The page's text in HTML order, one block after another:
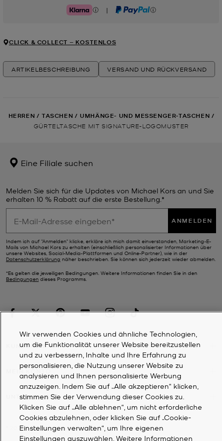
Klarna | PayPal
CLICK & COLLECT ‒ KOSTENLOS
ARTIKELBESCHREIBUNG VERSAND UND RÜCKVERSAND
HERREN / TASCHEN / UMHÄNGE- UND MESSENGER-TASCHEN /
GÜRTELTASCHE MIT SIGNATURE-LOGOMUSTER
Eine Filiale suchen
Melden Sie sich für die Updates von Michael Kors an und Sie
erhalten 10 % Rabatt auf die erste Bestellung.*
ANMELDEN
Indem ich auf "Anmelden" klicke, erkläre ich mich damit einverstanden, Marketing-E-
Mails von Michael Kors zu erhalten (einschließlich personalisierter Informationen über
unsere Websites, Social-Media-Plattformen und Online-Partner), wie in der
Datenschutzerklärung näher beschrieben. Sie können sich jederzeit wieder abmelden.
*Es gelten die jeweiligen Bedingungen. Weitere Informationen finden Sie in den
Bedingungen dieses Programms.
KUNDENDIENST
MEIN KONTO
UNTERNEHMEN
2026Michael Kors
Wir verwenden Cookies und ähnliche Technologien,
um die Funktionalität unserer Website bereitzustellen
und zu verbessern, Inhalte und Ihre Erfahrung zu
personalisieren, die Nutzung unserer Website zu
analysieren und Ihnen personalisierte Werbung
anzuzeigen. Indem Sie auf „Alle akzeptieren“ klicken,
stimmen Sie der Verwendung dieser Cookies zu.
Klicken Sie auf „Alle ablehnen“, um nicht erforderliche
Cookies abzulehnen, oder klicken Sie auf „Cookie-
Einstellungen verwalten“, um Ihre eigenen
Einstellungen auszuwählen. Weitere Informationen